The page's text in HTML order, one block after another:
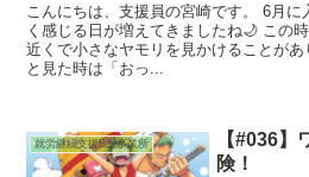
こんにちは、支援員の宮崎です。 6月
く感じる日が増えてきましたね🌙 この
近くで小さなヤモリを見かけることが
と見た時は「おっ...
就労継続支援B型事業所
【#036
険！